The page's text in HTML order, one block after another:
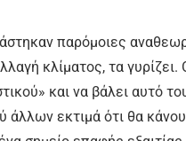
παρόμοιες
κλίματος, τα γυρίζει.
και να βάλει αυτό
άλλων εκτιμά ότι θα